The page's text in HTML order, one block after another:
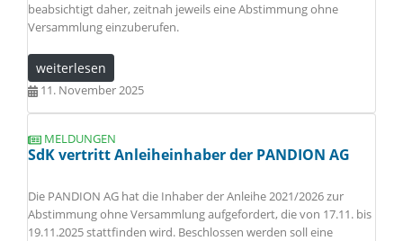
beabsichtigt daher, zeitnah jeweils eine Abstimmung ohne
Versammlung einzuberufen.
weiterlesen
11. November 2025
MELDUNGEN
SdK vertritt Anleiheinhaber der PANDION AG
Die PANDION AG hat die Inhaber der Anleihe 2021/2026 zur
Abstimmung ohne Versammlung aufgefordert, die von 17.11. bis
19.11.2025 stattfinden wird. Beschlossen werden soll eine